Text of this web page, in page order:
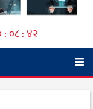
: ०८ : ४४